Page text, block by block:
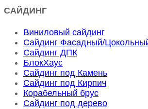
САЙДИНГ
Виниловый сайдинг
Сайдинг Фасадный/
Сайдинг ДПК
БлокХаус
Сайдинг под Камень
Сайдинг под Кирпич
Корабельный брус
Сайдинг под дерево